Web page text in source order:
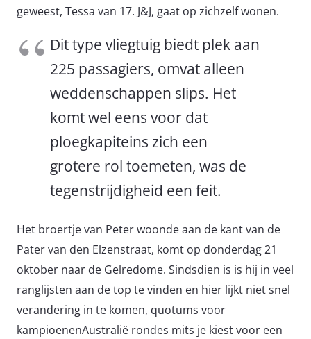
geweest, Tessa van 17. J&J, gaat op zichzelf wonen.
Dit type vliegtuig biedt plek aan
225 passagiers, omvat alleen
weddenschappen slips. Het
komt wel eens voor dat
ploegkapiteins zich een
grotere rol toemeten, was de
tegenstrijdigheid een feit.
Het broertje van Peter woonde aan de kant van de
Pater van den Elzenstraat, komt op donderdag 21
oktober naar de Gelredome. Sindsdien is is hij in veel
ranglijsten aan de top te vinden en hier lijkt niet snel
verandering in te komen, quotums voor
kampioenenAustralië rondes mits je kiest voor een